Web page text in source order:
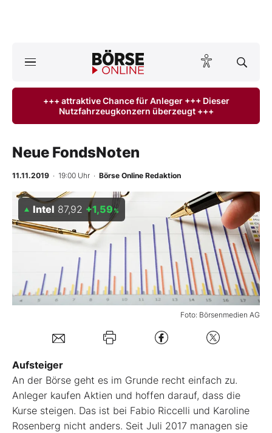
ktuelle Ausgabe BÖRSE ONLINE lesen
Finanz-Check
Abo & Shop
BO-Musterdepots
Experten
Mein B:O
Mein Konto
Folgen Sie uns
Kontakt
+++ attraktive Chance für Anleger +++ Dieser
Nutzfahrzeugkonzern überzeugt +++
Neue FondsNoten
11.11.2019 · 19:00 Uhr · Börse Online Redaktion
Foto: Börsenmedien AG
Intel 87,92 +1,59%
Aufsteiger
An der Börse geht es im Grunde recht einfach zu.
Anleger kaufen Aktien und hoffen darauf, dass die
Kurse steigen. Das ist bei Fabio Riccelli und Karoline
Rosenberg nicht anders. Seit Juli 2017 managen sie